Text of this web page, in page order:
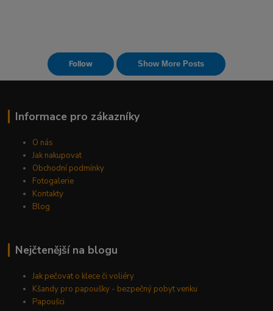
Informace pro zákazníky
O nás
Jak nakupovat
Obchodní podmínky
Fotogalerie
Kontakty
Blog
Nejčtenější na blogu
Jak pečovat o klece či voliéry
Kšandy pro papoušky - bezpečný pobyt venku
Papoušci